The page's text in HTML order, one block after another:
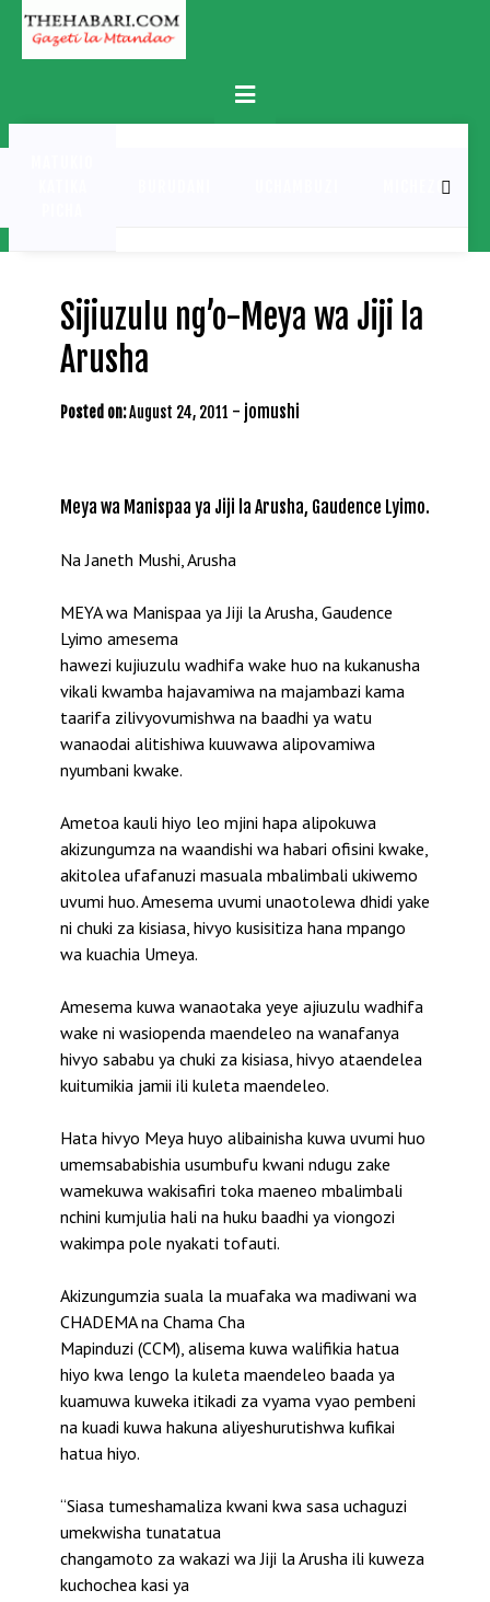
Skip
content
Primary
Menu
MICHEZO
Sijiuzulu ng’o-Meya wa Jiji la
Arusha
Posted on:August 24, 2011 - jomushi
Meya wa Manispaa ya Jiji la Arusha, Gaudence Lyimo.
Na Janeth Mushi, Arusha
MEYA wa Manispaa ya Jiji la Arusha, Gaudence
Lyimo amesema
hawezi kujiuzulu wadhifa wake huo na kukanusha
vikali kwamba hajavamiwa na majambazi kama
taarifa zilivyovumishwa na baadhi ya watu
wanaodai alitishiwa kuuwawa alipovamiwa
nyumbani kwake.
Ametoa kauli hiyo leo mjini hapa alipokuwa
akizungumza na waandishi wa habari ofisini kwake,
akitolea ufafanuzi masuala mbalimbali ukiwemo
uvumi huo. Amesema uvumi unaotolewa dhidi yake
ni chuki za kisiasa, hivyo kusisitiza hana mpango
wa kuachia Umeya.
Amesema kuwa wanaotaka yeye ajiuzulu wadhifa
wake ni wasiopenda maendeleo na wanafanya
hivyo sababu ya chuki za kisiasa, hivyo ataendelea
kuitumikia jamii ili kuleta maendeleo.
Hata hivyo Meya huyo alibainisha kuwa uvumi huo
umemsababishia usumbufu kwani ndugu zake
wamekuwa wakisafiri toka maeneo mbalimbali
nchini kumjulia hali na huku baadhi ya viongozi
wakimpa pole nyakati tofauti.
Akizungumzia suala la muafaka wa madiwani wa
CHADEMA na Chama Cha
Mapinduzi (CCM), alisema kuwa walifikia hatua
hiyo kwa lengo la kuleta maendeleo baada ya
kuamuwa kuweka itikadi za vyama vyao pembeni
na kuadi kuwa hakuna aliyeshurutishwa kufikai
hatua hiyo.
“Siasa tumeshamaliza kwani kwa sasa uchaguzi
umekwisha tunatatua
changamoto za wakazi wa Jiji la Arusha ili kuweza
kuchochea kasi ya